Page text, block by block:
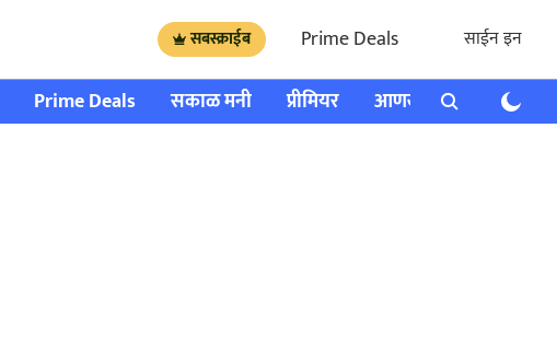
सबस्क्राईब Prime Deals साईन इन
Prime Deals सकाळ मनी प्रीमियर आणखी राशी भविष्य